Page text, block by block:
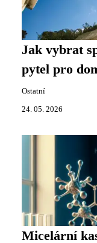
Jak vybrat
pytel pro
Ostatní
24. 05. 2026
Micelární